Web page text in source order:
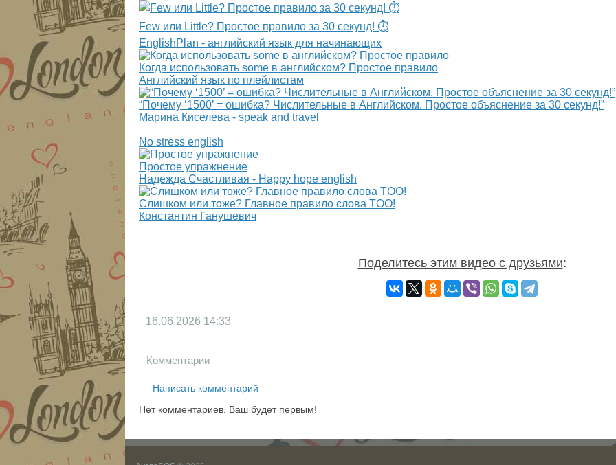
Few или Little? Простое правило за 30 секунд! ⏱️
EnglishPlan - английский язык для начинающих
Когда использовать some в английском? Простое правило
Английский язык по плейлистам
“Почему ‘1500’ = ошибка? Числительные в Английском. Простое объяснение за 30 секунд!”
Марина Киселева - speak and travel
No stress english
Простое упражнение
Надежда Cчастливая - Happy hope english
Слишком или тоже? Главное правило слова TOO!
Константин Ганушевич
Поделитесь этим видео с друзьями:
16.06.2026 14:33
Комментарии
Написать комментарий
Нет комментариев. Ваш будет первым!